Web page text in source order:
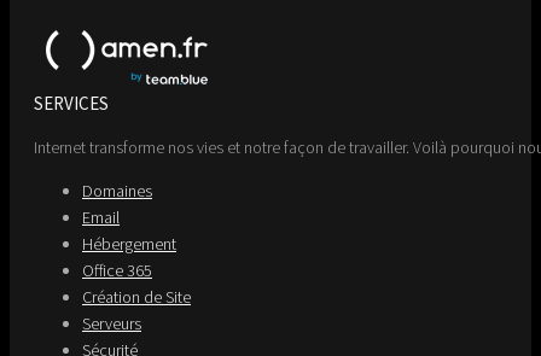
SERVICES
Internet transforme nos vies et notre façon de travailler. Voilà pourquoi
Domaines
Email
Hébergement
Office 365
Création de Site
Serveurs
Sécurité